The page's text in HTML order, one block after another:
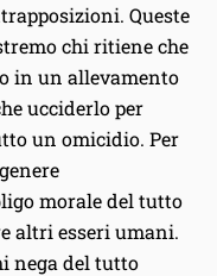
Queste
chi ritiene che
in un allevamento
ucciderlo per
un omicidio. Per
morale del tutto
altri esseri umani.
nega del tutto